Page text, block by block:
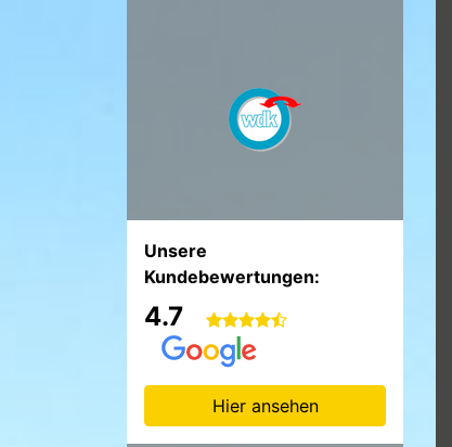
Unsere
Kundebewertungen:
4.7
Hier ansehen